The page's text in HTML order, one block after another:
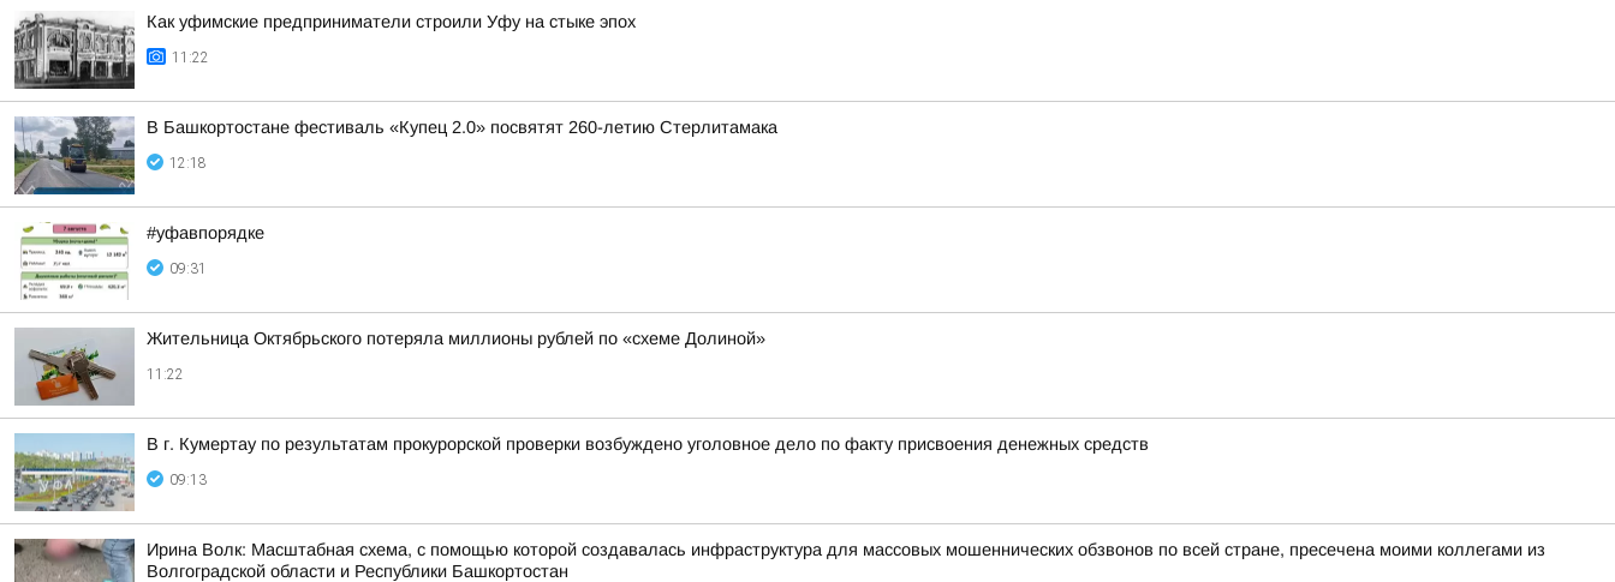
Как уфимские предприниматели строили Уфу на стыке эпох
11:22
В Башкортостане фестиваль «Купец 2.0» посвятят 260-летию Стерлитамака
12:18
#уфавпорядке
09:31
Жительница Октябрьского потеряла миллионы рублей по «схеме Долиной»
11:22
В г. Кумертау по результатам прокурорской проверки возбуждено уголовное дело по факту присвоения денежных средств
09:13
Ирина Волк: Масштабная схема, с помощью которой создавалась инфраструктура для массовых мошеннических обзвонов по всей стране, пресечена моими коллегами из
Волгоградской области и Республики Башкортостан